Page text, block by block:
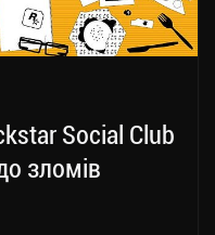
Social Club
зломів